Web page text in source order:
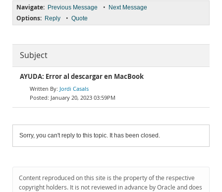
Navigate: Previous Message • Next Message
Options: Reply • Quote
Subject
AYUDA: Error al descargar en MacBook
Jordi Casals
January 20, 2023 03:59PM
Sorry, you can't reply to this topic. It has been closed.
Content reproduced on this site is the property of the respective
copyright holders. It is not reviewed in advance by Oracle and does